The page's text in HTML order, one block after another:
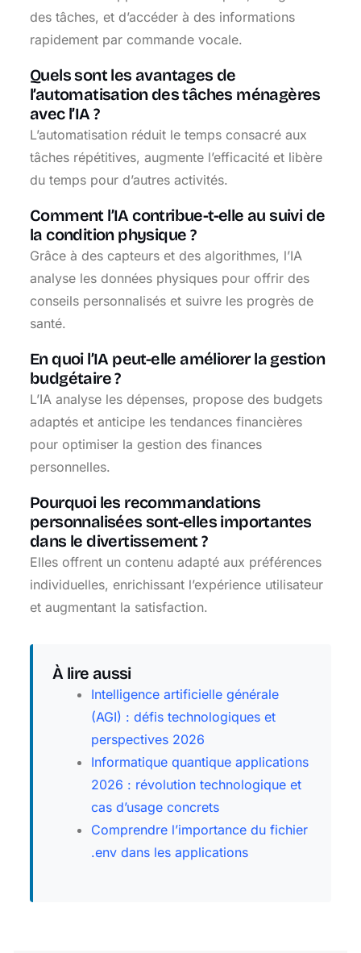
des tâches, et d’accéder à des informations
rapidement par commande vocale.
Quels sont les avantages de
l’automatisation des tâches ménagères
avec l’IA ?
L’automatisation réduit le temps consacré aux
tâches répétitives, augmente l’efficacité et libère
du temps pour d’autres activités.
Comment l’IA contribue-t-elle au suivi de
la condition physique ?
Grâce à des capteurs et des algorithmes, l’IA
analyse les données physiques pour offrir des
conseils personnalisés et suivre les progrès de
santé.
En quoi l’IA peut-elle améliorer la gestion
budgétaire ?
L’IA analyse les dépenses, propose des budgets
adaptés et anticipe les tendances financières
pour optimiser la gestion des finances
personnelles.
Pourquoi les recommandations
personnalisées sont-elles importantes
dans le divertissement ?
Elles offrent un contenu adapté aux préférences
individuelles, enrichissant l’expérience utilisateur
et augmentant la satisfaction.
À lire aussi
Intelligence artificielle générale
(AGI) : défis technologiques et
perspectives 2026
Informatique quantique applications
2026 : révolution technologique et
cas d’usage concrets
Comprendre l’importance du fichier
.env dans les applications